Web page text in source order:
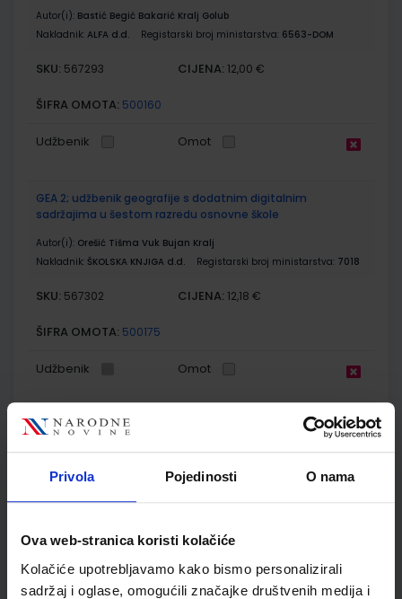
Privola Pojedinosti O nama
Ova web-stranica koristi kolačiće
Kolačiće upotrebljavamo kako bismo personalizirali
sadržaj i oglase, omogućili značajke društvenih medija i
Autor(i): Bastić Begić Bakarić Kralj Golub
Nakladnik: ALFA d.d. Registarski broj ministarstva: 6563-DOM
SKU: 567293 CIJENA: 12,00 €
ŠIFRA OMOTA: 500160
Udžbenik Omot
GEA 2; udžbenik geografije s dodatnim digitalnim
sadržajima u šestom razredu osnovne škole
Autor(i): Orešić Tišma Vuk Bujan Kralj
Nakladnik: ŠKOLSKA KNJIGA d.d. Registarski broj ministarstva: 7018
SKU: 567302 CIJENA: 12,18 €
ŠIFRA OMOTA: 500175
Udžbenik Omot
GEA 2; radna bilježnica za geografiju u šestom razredu
Autor(i):
Orešić Tišma Vuk Bujan Kralj
DOM
SKU:567303 CIJENA:13,60 €
ŠIFRA OMOTA: 500175